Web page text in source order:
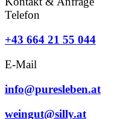
Telefon
+43 664 21 55 044
E-Mail
info@puresleben.at
weingut@silly.at